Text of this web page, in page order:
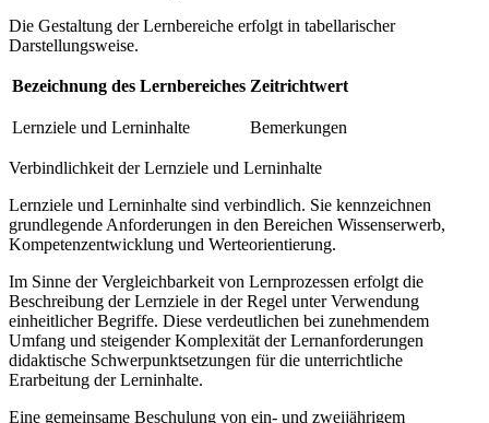
Die Gestaltung der Lernbereiche erfolgt in tabellarischer
Darstellungsweise.
Bezeichnung des Lernbereiches Zeitrichtwert
Lernziele und Lerninhalte Bemerkungen
Verbindlichkeit der Lernziele und Lerninhalte
Lernziele und Lerninhalte sind verbindlich. Sie kennzeichnen
grundlegende Anforderungen in den Bereichen Wissenserwerb,
Kompetenzentwicklung und Werteorientierung.
Im Sinne der Vergleichbarkeit von Lernprozessen erfolgt die
Beschreibung der Lernziele in der Regel unter Verwendung
einheitlicher Begriffe. Diese verdeutlichen bei zunehmendem
Umfang und steigender Komplexität der Lernanforderungen
didaktische Schwerpunktsetzungen für die unterrichtliche
Erarbeitung der Lerninhalte.
Eine gemeinsame Beschulung von ein- und zweijährigem